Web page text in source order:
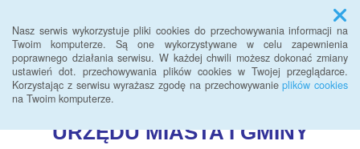
Nasz serwis wykorzystuje pliki cookies do przechowywania informacji na
Twoim komputerze. Są one wykorzystywane w celu zapewnienia
poprawnego działania serwisu. W każdej chwili możesz dokonać zmiany
ustawień dot. przechowywania plików cookies w Twojej przeglądarce.
Korzystając z serwisu wyrażasz zgodę na przechowywanieplików cookies
na Twoim komputerze.
Menu
BIULETYN INFORMACJI
URZĘDUMIASTA I GMINY